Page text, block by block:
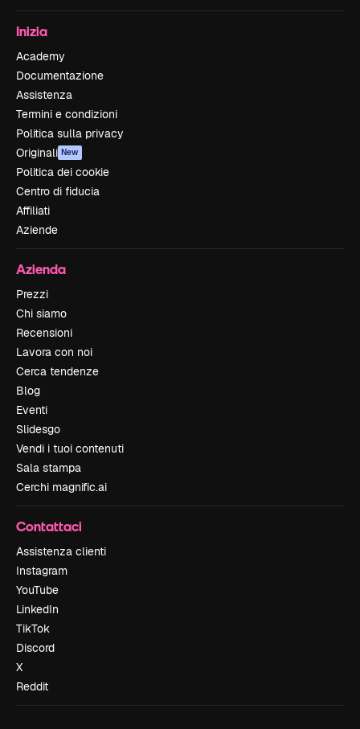
Inizia
Academy
Documentazione
Assistenza
Termini e condizioni
Politica sulla privacy
Originali New
Politica dei cookie
Centro di fiducia
Affiliati
Aziende
Azienda
Prezzi
Chi siamo
Recensioni
Lavora con noi
Cerca tendenze
Blog
Eventi
Slidesgo
Vendi i tuoi contenuti
Sala stampa
Cerchi magnific.ai
Contattaci
Assistenza clienti
Instagram
YouTube
LinkedIn
TikTok
Discord
X
Reddit